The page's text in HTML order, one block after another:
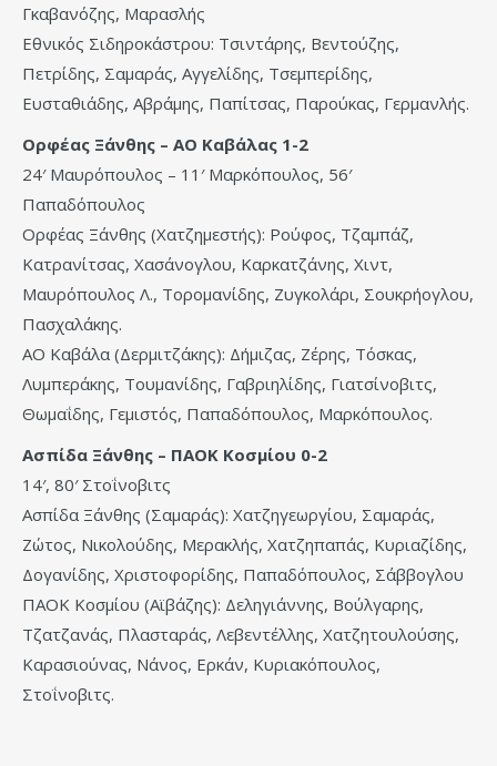
Γκαβανόζης, Μαρασλής
Εθνικός Σιδηροκάστρου: Τσιντάρης, Βεντούζης,
Πετρίδης, Σαμαράς, Αγγελίδης, Τσεμπερίδης,
Ευσταθιάδης, Αβράμης, Παπίτσας, Παρούκας, Γερμανλής.
Ορφέας Ξάνθης – ΑΟ Καβάλας 1-2
24′ Μαυρόπουλος – 11′ Μαρκόπουλος, 56′
Παπαδόπουλος
Ορφέας Ξάνθης (Χατζημεστής): Ρούφος, Τζαμπάζ,
Κατρανίτσας, Χασάνογλου, Καρκατζάνης, Χιντ,
Μαυρόπουλος Λ., Τορομανίδης, Ζυγκολάρι, Σουκρήογλου,
Πασχαλάκης.
ΑΟ Καβάλα (Δερμιτζάκης): Δήμιζας, Ζέρης, Τόσκας,
Λυμπεράκης, Τουμανίδης, Γαβριηλίδης, Γιατσίνοβιτς,
Θωμαΐδης, Γεμιστός, Παπαδόπουλος, Μαρκόπουλος.
Ασπίδα Ξάνθης – ΠΑΟΚ Κοσμίου 0-2
14′, 80′ Στοΐνοβιτς
Ασπίδα Ξάνθης (Σαμαράς): Χατζηγεωργίου, Σαμαράς,
Ζώτος, Νικολούδης, Μερακλής, Χατζηπαπάς, Κυριαζίδης,
Δογανίδης, Χριστοφορίδης, Παπαδόπουλος, Σάββογλου
ΠΑΟΚ Κοσμίου (Αϊβάζης): Δεληγιάννης, Βούλγαρης,
Τζατζανάς, Πλασταράς, Λεβεντέλλης, Χατζητουλούσης,
Καρασιούνας, Νάνος, Ερκάν, Κυριακόπουλος,
Στοΐνοβιτς.